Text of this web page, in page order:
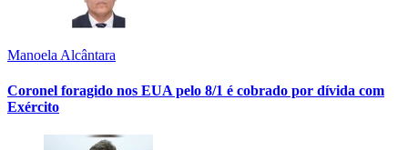
Manoela Alcântara
Coronel foragido nos EUA pelo 8/1 é cobrado por dívida com
Exército